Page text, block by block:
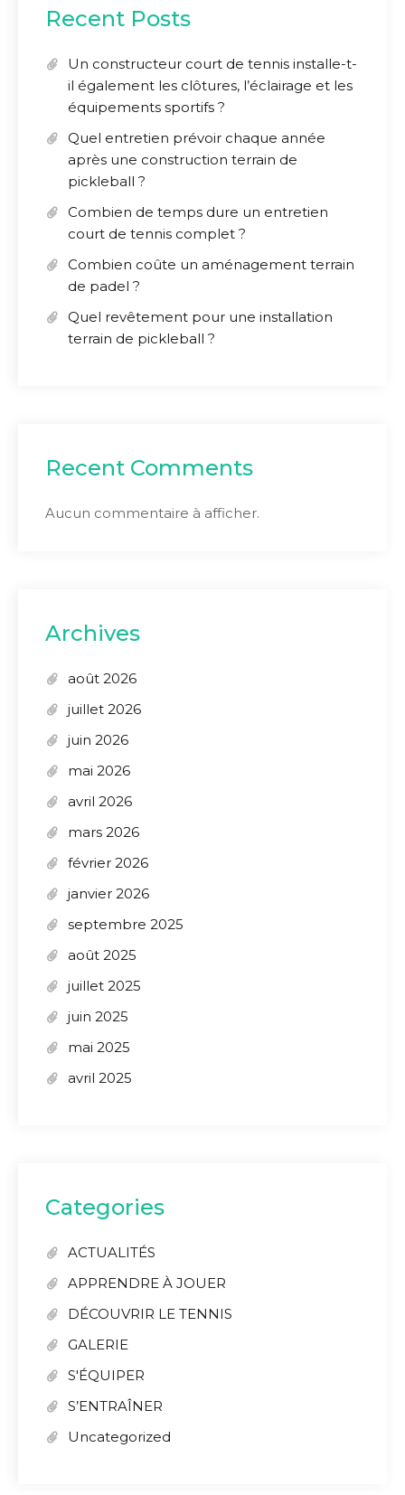
Recent Posts
Un constructeur court de tennis installe-t-
il également les clôtures, l’éclairage et les
équipements sportifs ?
Quel entretien prévoir chaque année
après une construction terrain de
pickleball ?
Combien de temps dure un entretien
court de tennis complet ?
Combien coûte un aménagement terrain
de padel ?
Quel revêtement pour une installation
terrain de pickleball ?
Recent Comments
Aucun commentaire à afficher.
Archives
août 2026
juillet 2026
juin 2026
mai 2026
avril 2026
mars 2026
février 2026
janvier 2026
septembre 2025
août 2025
juillet 2025
juin 2025
mai 2025
avril 2025
Categories
ACTUALITÉS
APPRENDRE À JOUER
DÉCOUVRIR LE TENNIS
GALERIE
S'ÉQUIPER
S’ENTRAÎNER
Uncategorized